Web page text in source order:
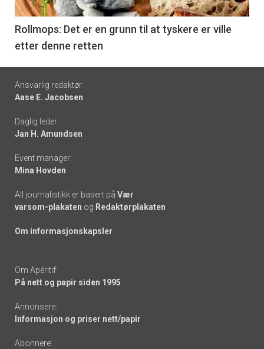
-
6
Rollmops: Det er en grunn til at tyskere er ville
etter denne retten
Footer
-
links
Ansvarlig redaktør:
Aase E. Jacobsen
Daglig leder:
Jan H. Amundsen
Event manager:
Mina Hovden
All journalistikk er basert på Vær
varsom-plakaten og Redaktørplakaten
Om informasjonskapsler
Om Apéritif:
På nett og papir siden 1995
Annonsere:
Informasjon og priser nett/papir
Abonnere: